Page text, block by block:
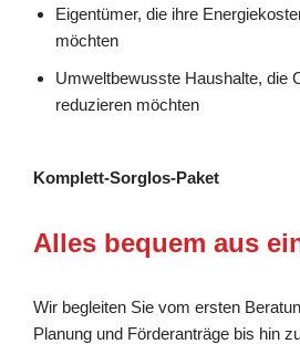
Eigentümer, die ihre
möchten
Umweltbewusste Haushalte, die
reduzieren möchten
Komplett-Sorglos-Paket
Alles bequem aus
Wir begleiten Sie vom ersten
Planung und Förderanträge bis hin